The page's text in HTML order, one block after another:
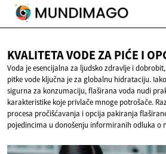
KVALITETA VODE ZA PIĆE I
Voda je esencijalna za ljudsko zdravlje i
pitke vode ključna je za globalnu hidrataciju.
sigurna za konzumaciju, flaširana voda nudi
karakteristike koje privlače mnoge potrošače.
procesa pročišćavanja i opcija pakiranja
pojedincima u donošenju informiranih odluka o